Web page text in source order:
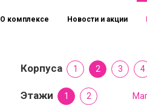
О комплексе Новости и акции
Корпуса 1 2 3 4
Этажи 1 2